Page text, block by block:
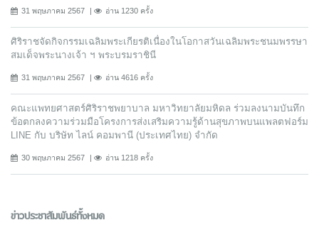
31 พฤษภาคม 2567 อ่าน 1230 ครั้ง
ศิริราชจัดกิจกรรมเฉลิมพระเกียรติเนื่องในโอกาสวันเฉลิมพระชนมพรรษา
สมเด็จพระนางเจ้า ฯ พระบรมราชินี
31 พฤษภาคม 2567 อ่าน 4616 ครั้ง
คณะแพทยศาสตร์ศิริราชพยาบาล มหาวิทยาลัยมหิดล ร่วมลงนามบันทึก
ข้อตกลงความร่วมมือโครงการส่งเสริมความรู้ด้านสุขภาพบนแพลตฟอร์ม
LINE กับ บริษัท ไลน์ คอมพานี (ประเทศไทย) จํากัด
30 พฤษภาคม 2567 อ่าน 1218 ครั้ง
ข่าวประชาสัมพันธ์ทั้งหมด